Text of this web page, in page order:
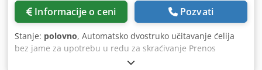
Informacije o ceni Pozvati
Stanje: polovno, Automatsko dvostruko učitavanje ćelija
bez jame za upotrebu u redu za skraćivanje Prenos
motorizovanih ploča Dvostruka automatska stanica za